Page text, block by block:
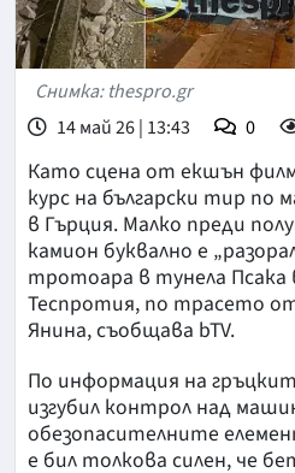
Снимка: thespro.gr
14 май 26 | 13:43
0
Като сцена от екшън
курс на български тир по
в Гърция. Малко преди
камион буквално е
тротоара в тунела Псака
Теспротия, по трасето
Янина, съобщава bTV.
По информация на
изгубил контрол над
обезопасителните
е бил толкова силен, че